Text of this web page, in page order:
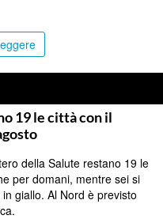
19 le città con il
della Salute restano 19 le
per domani, mentre sei si
giallo. Al Nord è previsto